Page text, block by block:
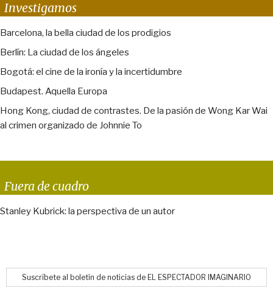
Investigamos
Barcelona, la bella ciudad de los prodigios
Berlín: La ciudad de los ángeles
Bogotá: el cine de la ironía y la incertidumbre
Budapest. Aquella Europa
Hong Kong, ciudad de contrastes. De la pasión de Wong Kar Wai
al crimen organizado de Johnnie To
Fuera de cuadro
Stanley Kubrick: la perspectiva de un autor
Suscríbete al boletín de noticias de EL ESPECTADOR IMAGINARIO